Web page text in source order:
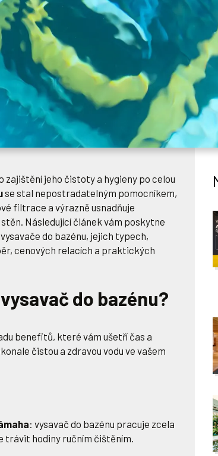
zajištění jeho čistoty a hygieny po celou
se stal nepostradatelným pomocníkem,
filtrace a výrazně usnadňuje
Následující článek vám poskytne
do bazénu, jejich typech,
cenových relacích a praktických
vysavač do bazénu?
benefitů, které vám ušetří čas a
čistou a zdravou vodu ve vašem
: vysavač do bazénu pracuje zcela
hodiny ručním čištěním.